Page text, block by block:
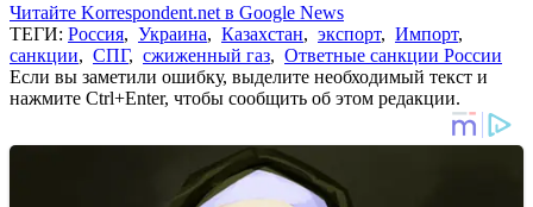
Читайте Korrespondent.net в Google News
ТЕГИ: Россия, Украина, Казахстан, экспорт, Импорт,
санкции, СПГ, сжиженный газ, Ответные санкции России
Если вы заметили ошибку, выделите необходимый текст и
нажмите Ctrl+Enter, чтобы сообщить об этом редакции.